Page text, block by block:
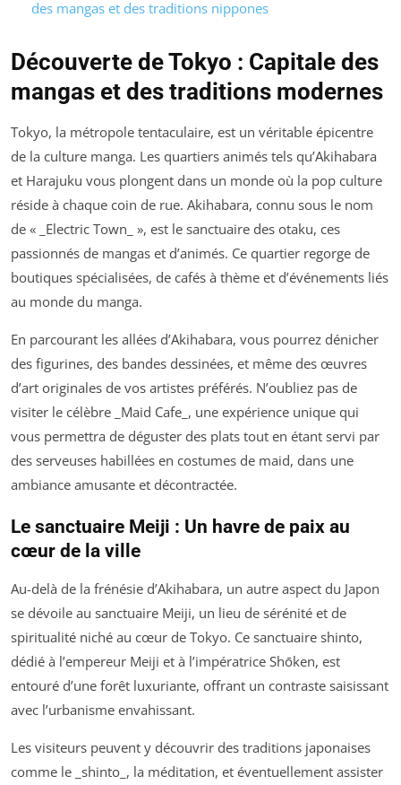
des mangas et des traditions nippones
Découverte de Tokyo : Capitale des
mangas et des traditions modernes
Tokyo, la métropole tentaculaire, est un véritable épicentre
de la culture manga. Les quartiers animés tels qu’Akihabara
et Harajuku vous plongent dans un monde où la pop culture
réside à chaque coin de rue. Akihabara, connu sous le nom
de « _Electric Town_ », est le sanctuaire des otaku, ces
passionnés de mangas et d’animés. Ce quartier regorge de
boutiques spécialisées, de cafés à thème et d’événements liés
au monde du manga.
En parcourant les allées d’Akihabara, vous pourrez dénicher
des figurines, des bandes dessinées, et même des œuvres
d’art originales de vos artistes préférés. N’oubliez pas de
visiter le célèbre _Maid Cafe_, une expérience unique qui
vous permettra de déguster des plats tout en étant servi par
des serveuses habillées en costumes de maid, dans une
ambiance amusante et décontractée.
Le sanctuaire Meiji : Un havre de paix au
cœur de la ville
Au-delà de la frénésie d’Akihabara, un autre aspect du Japon
se dévoile au sanctuaire Meiji, un lieu de sérénité et de
spiritualité niché au cœur de Tokyo. Ce sanctuaire shinto,
dédié à l’empereur Meiji et à l’impératrice Shōken, est
entouré d’une forêt luxuriante, offrant un contraste saisissant
avec l’urbanisme envahissant.
Les visiteurs peuvent y découvrir des traditions japonaises
comme le _shinto_, la méditation, et éventuellement assister